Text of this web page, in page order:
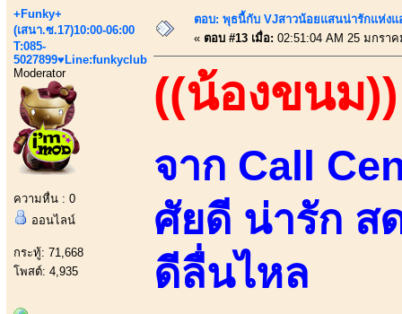
+Funky+
(เสนา.ซ.17)10:00-06:00
T:085-
5027899♥Line:funkyclub
Moderator
ความหื่น : 0
ออนไลน์
กระทู้: 71,668
โพสต์: 4,935
ตอบ: พุธนี้กับ VJสาวน้อยแสนน่ารักแห่งแ
« ตอบ #13 เมื่อ: 02:51:04 AM 25 มกรา
((น้องขนม))
จาก Call
ศัยดี น่ารัก ส
ดีลื่นไหล